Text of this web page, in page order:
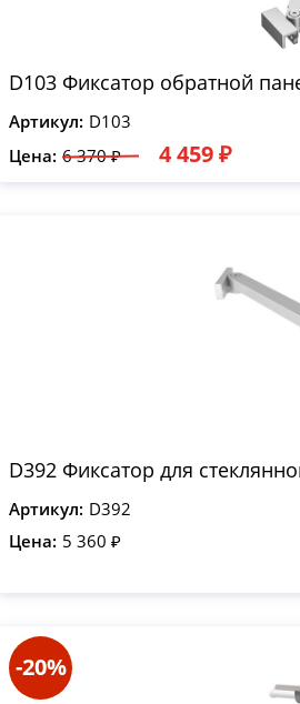
D103 Фиксатор обратной
Артикул: D103
Цена: 6 370 ₽ 4 459 ₽
D392 Фиксатор для
Артикул: D392
Цена: 5 360 ₽
-20%